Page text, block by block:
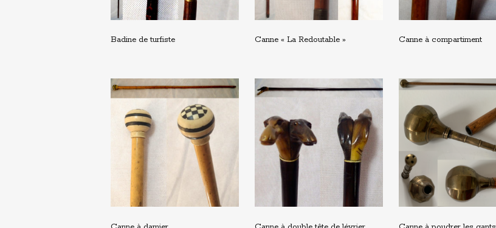
Badine de turfiste Canne « La Redoutable » Canne à compartiment